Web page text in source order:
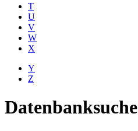
T
U
V
W
X
Y
Z
Datenbanksuche